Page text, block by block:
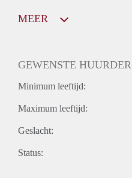
MEER
GEWENSTE HUURDER
Minimum leeftijd:
Maximum leeftijd:
Geslacht:
Status: